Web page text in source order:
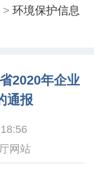
>环境保护信息
2020年企业
通报
网站